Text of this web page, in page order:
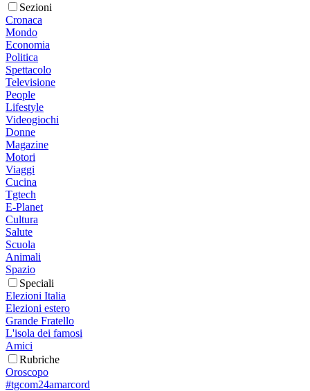
Sezioni
Cronaca
Mondo
Economia
Politica
Spettacolo
Televisione
People
Lifestyle
Videogiochi
Donne
Magazine
Motori
Viaggi
Cucina
Tgtech
E-Planet
Cultura
Salute
Scuola
Animali
Spazio
Speciali
Elezioni Italia
Elezioni estero
Grande Fratello
L'isola dei famosi
Amici
Rubriche
Oroscopo
#tgcom24amarcord